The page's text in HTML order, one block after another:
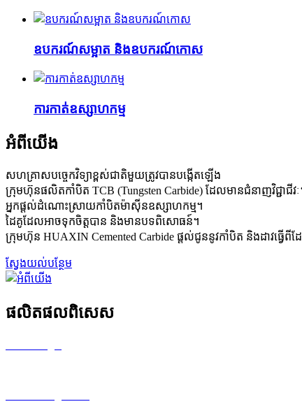
ឧបករណ៍សម្អាត និងឧបករណ៍កោស
ការកាត់ឧស្សាហកម្ម
អំពីយើង
សហគ្រាសបច្ចេកវិទ្យាខ្ពស់ជាតិមួយត្រូវបានបង្កើតឡើង
ក្រុមហ៊ុនផលិតកាំបិត TCB (Tungsten Carbide) ដែលមានជំនាញវិជ្ជាជីវៈ
អ្នកផ្តល់ដំណោះស្រាយកាំបិតម៉ាស៊ីនឧស្សាហកម្ម។
ដៃគូដែលអាចទុកចិត្តបាន និងមានបទពិសោធន៍។
ក្រុមហ៊ុន HUAXIN Cemented Carbide ផ្តល់ជូននូវកាំបិត និងដាវធ្វ
ស្វែងយល់បន្ថែម
ផលិតផលពិសេស